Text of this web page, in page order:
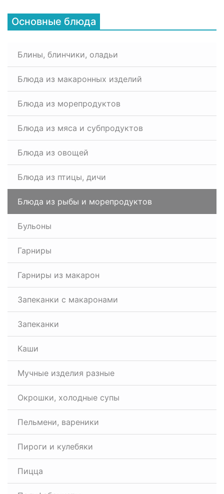
Основные блюда
Блины, блинчики, оладьи
Блюда из макаронных изделий
Блюда из морепродуктов
Блюда из мяса и субпродуктов
Блюда из овощей
Блюда из птицы, дичи
Блюда из рыбы и морепродуктов
Бульоны
Гарниры
Гарниры из макарон
Запеканки с макаронами
Запеканки
Каши
Мучные изделия разные
Окрошки, холодные супы
Пельмени, вареники
Пироги и кулебяки
Пицца